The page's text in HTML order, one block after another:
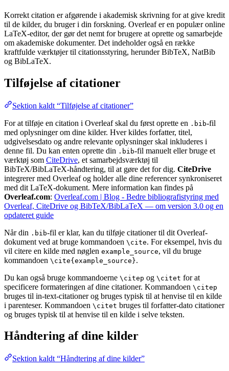
Korrekt citation er afgørende i akademisk skrivning for at give kredit
til de kilder, du bruger i din forskning. Overleaf er en populær online
LaTeX-editor, der gør det nemt for brugere at oprette og samarbejde
om akademiske dokumenter. Det indeholder også en række
kraftfulde værktøjer til citationsstyring, herunder BibTeX, NatBib
og BibLaTeX.
Tilføjelse af citationer
Sektion kaldt “Tilføjelse af citationer”
For at tilføje en citation i Overleaf skal du først oprette en .bib-fil
med oplysninger om dine kilder. Hver kildes forfatter, titel,
udgivelsesdato og andre relevante oplysninger skal inkluderes i
denne fil. Du kan enten oprette din .bib-fil manuelt eller bruge et
værktøj som CiteDrive, et samarbejdsværktøj til
BibTeX/BibLaTeX-håndtering, til at gøre det for dig. CiteDrive
integrerer med Overleaf og holder alle dine referencer synkroniseret
med dit LaTeX-dokument. Mere information kan findes på
Overleaf.com: Overleaf.com | Blog - Bedre bibliografistyring med
Overleaf, CiteDrive og BibTeX/BibLaTeX — om version 3.0 og en
opdateret guide
Når din .bib-fil er klar, kan du tilføje citationer til dit Overleaf-
dokument ved at bruge kommandoen \cite. For eksempel, hvis du
vil citere en kilde med nøglen example_source, vil du bruge
kommandoen \cite{example_source}.
Du kan også bruge kommandoerne \citep og \citet for at
specificere formateringen af dine citationer. Kommandoen \citep
bruges til in-text-citationer og bruges typisk til at henvise til en kilde
i parenteser. Kommandoen \citet bruges til forfatter-dato citationer
og bruges typisk til at henvise til en kilde i selve teksten.
Håndtering af dine kilder
Sektion kaldt “Håndtering af dine kilder”